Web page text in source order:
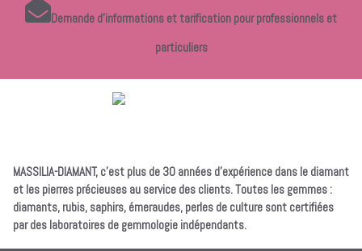
Demande d'informations et tarification pour professionnels et
particuliers
MASSILIA-DIAMANT, c’est plus de 30 années d’expérience dans le diamant
et les pierres précieuses au service des clients. Toutes les gemmes :
diamants, rubis, saphirs, émeraudes, perles de culture sont certifiées
par des laboratoires de gemmologie indépendants.